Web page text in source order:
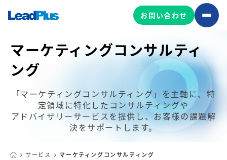
広告プロモーション
MA/CRM/SFA導入・運用
Web制作
マーケティングコンサルティング
コンテンツ制作
マーケティング基盤の製品
お問い合わせ
サービス マーケティングコンサルティング
マーケティングコンサルティ
ング
「マーケティングコンサルティング」を主軸に、特
定領域に特化したコンサルティングや
アドバイザリーサービスを提供し、お客様の課題解
決をサポートします。